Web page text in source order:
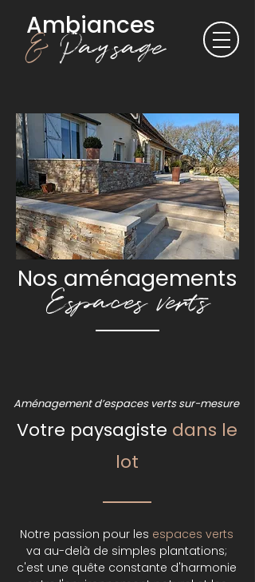
Ambiances
& Paysage
Nos aménagements
Espaces verts
Aménagement d’espaces verts sur-mesure
Votre paysagiste dans le
lot
Notre passion pour les espaces verts
va au-delà de simples plantations;
c'est une quête constante d'harmonie